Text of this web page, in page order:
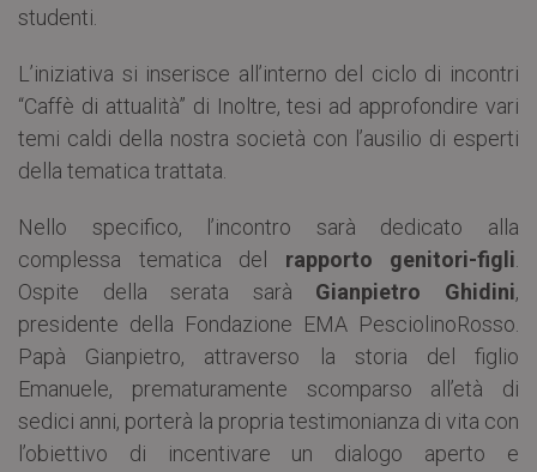
studenti.
L’iniziativa si inserisce all’interno del ciclo di incontri
“Caffè di attualità” di Inoltre, tesi ad approfondire vari
temi caldi della nostra società con l’ausilio di esperti
della tematica trattata.
Nello specifico, l’incontro sarà dedicato alla
complessa tematica del rapporto genitori-figli.
Ospite della serata sarà Gianpietro Ghidini,
presidente della Fondazione EMA PesciolinoRosso.
Papà Gianpietro, attraverso la storia del figlio
Emanuele, prematuramente scomparso all’età di
sedici anni, porterà la propria testimonianza di vita con
l’obiettivo di incentivare un dialogo aperto e